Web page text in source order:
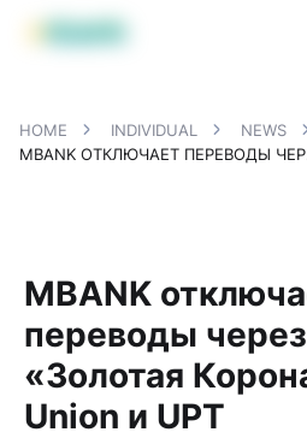
MBANK Products
HOME INDIVIDUAL
NEWS
MBANK
переводы
«Золотая
Union и UPT